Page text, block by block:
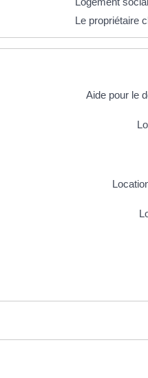
Le propriétaire
Aide pour le